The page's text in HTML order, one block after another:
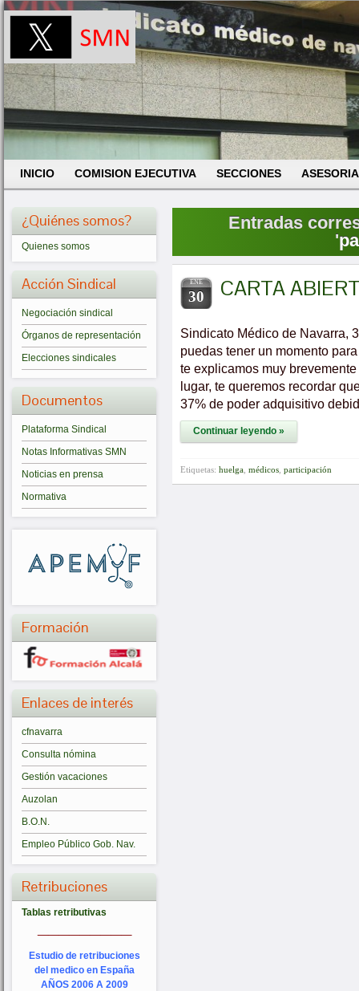
INICIO COMISION EJECUTIVA SECCIONES
¿Quiénes somos?
Quienes somos
Acción Sindical
Negociación sindical
Órganos de representación
Elecciones sindicales
Documentos
Plataforma Sindical
Notas Informativas SMN
Noticias en prensa
Normativa
Formación
Enlaces de interés
cfnavarra
Consulta nómina
Gestión vacaciones
Auzolan
B.O.N.
Empleo Público Gob. Nav.
Retribuciones
Tablas retributivas
Estudio de retribuciones
del medico en España
AÑOS 2006 A 2009
Entradas
'
ENE
30 CARTA
Sindicato Médico de Navarra,
puedas tener un momento
te explicamos muy
lugar, te queremos recordar
37% de poder adquisitivo
Continuar leyendo »
Etiquetas: huelga médicos participación